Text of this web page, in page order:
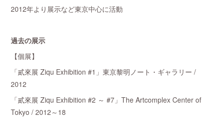
2012年より展示など東京中心に活動
過去の展示
【個展】
「貳來展 Ziqu Exhibition #1」東京黎明ノート・ギャラリー /
2012
「貳來展 Ziqu Exhibition #2 ～ #7」The Artcomplex Center of
Tokyo / 2012～18